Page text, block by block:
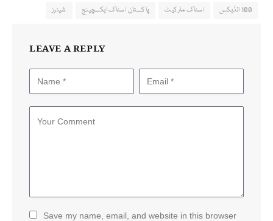
100 انڈیکس اسٹاک مارکیٹ پاکستان اسٹاک ایکسچینج شیئرز
LEAVE A REPLY
Save my name, email, and website in this browser